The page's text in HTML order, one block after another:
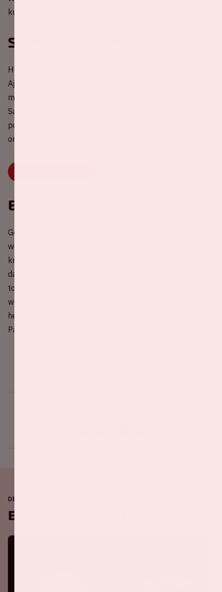
kunt je tickets bestellen via
Samenrijden
Help mee met het reduceren van CO2-uitstoot rondom
Ajax - Go Ahead Eagles! Deel nu jouw lege autostoel(en)
met andere fans of kies een rit uit om mee te rijden.
Samen rijden is veel gezelliger, beter voor je
portemonnee én natuurlijk het milieu. Druk snel op
onderstaande knop.
Even voorstellen
Go Ahead Eagles is de volksclub van Deventer. De club
werd opgericht op 2 december 1902 als Be Quick, maar
kreeg een jaar later de naam Go Ahead. In 1971 werd
daar Eagles aan toegevoegd, naar een idee van
toenmalig trainer Barry Hughes. De club speelt zijn
wedstrijden in De Adelaarshorst en heeft door de jaren
heen grote spelers voortgebracht, zoals Marc Overmars,
Paul Bosvelt en Demis Nicolaou.
DE JOHAN CRUIJFF ARENA IS ALTIJD IN BEWEGING
Binnenkort in de ArenA